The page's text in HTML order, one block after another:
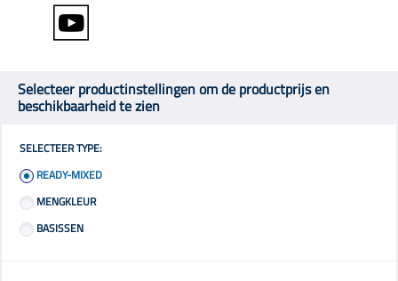
Selecteer productinstellingen om de productprijs en
beschikbaarheid te zien
SELECTEER TYPE:
READY-MIXED
MENGKLEUR
BASISSEN